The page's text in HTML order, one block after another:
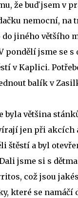
že buď jsem v
nemocní, na
do jiného většího
pondělí jsme se s
v Kaplici.
balík v
byla většina
jen při akcích
štěstí a byl
jsme si s
což jsou
které se namáčí